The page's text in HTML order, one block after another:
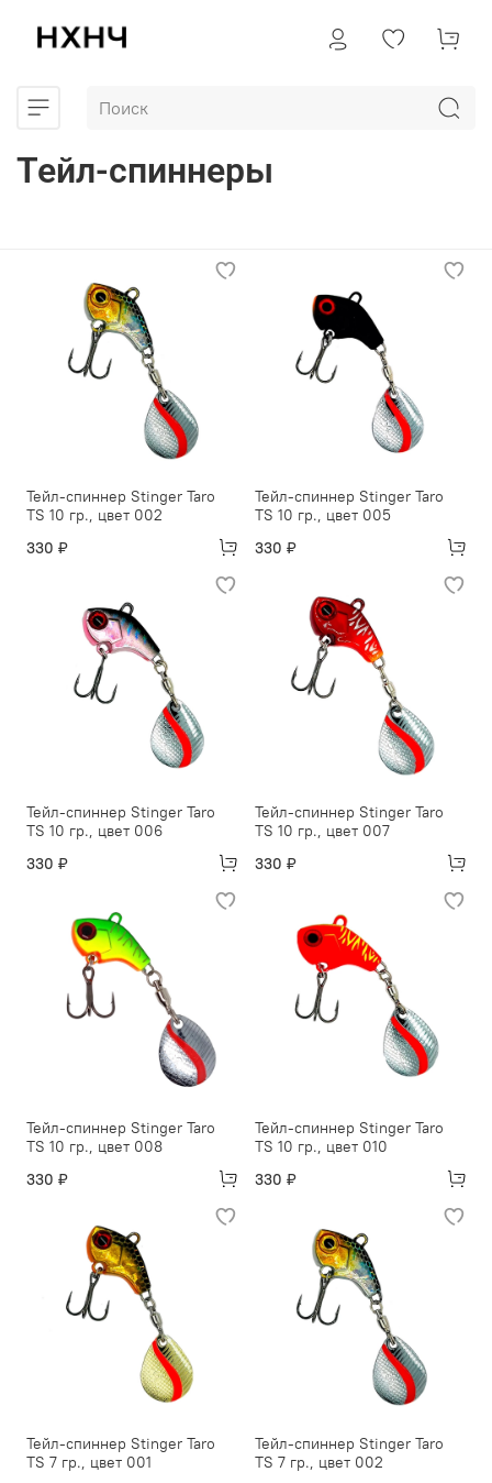
Тейл-спиннеры
Тейл-спиннер Stinger Taro
TS 10 гр., цвет 002
330 ₽
Тейл-спиннер Stinger Taro
TS 10 гр., цвет 005
330 ₽
Тейл-спиннер Stinger Taro
TS 10 гр., цвет 006
330 ₽
Тейл-спиннер Stinger Taro
TS 10 гр., цвет 007
330 ₽
Тейл-спиннер Stinger Taro
TS 10 гр., цвет 008
330 ₽
Тейл-спиннер Stinger Taro
TS 10 гр., цвет 010
330 ₽
Тейл-спиннер Stinger Taro
TS 7 гр., цвет 001
Тейл-спиннер Stinger Taro
TS 7 гр., цвет 002